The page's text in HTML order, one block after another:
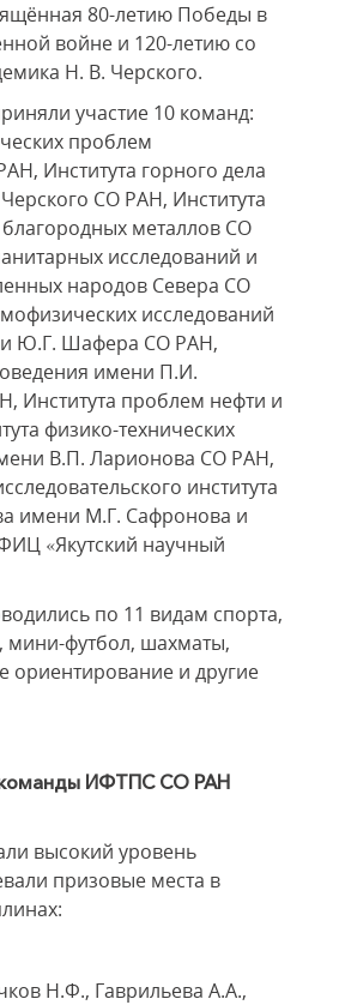
80-летию Победы в
войне и 120-летию со
Н. В. Черского.
участие 10 команд:
проблем
Института горного дела
СО РАН, Института
металлов СО
исследований и
народов Севера СО
исследований
Ю.Г. Шафера СО РАН,
имени П.И.
Института проблем нефти и
физико-технических
В.П. Ларионова СО РАН,
института
имени М.Г. Сафронова и
«Якутский научный
по 11 видам спорта,
мини-футбол, шахматы,
ориентирование и другие
ИФТПС СО РАН
высокий уровень
призовые места в
Н.Ф., Гаврильева А.А.,